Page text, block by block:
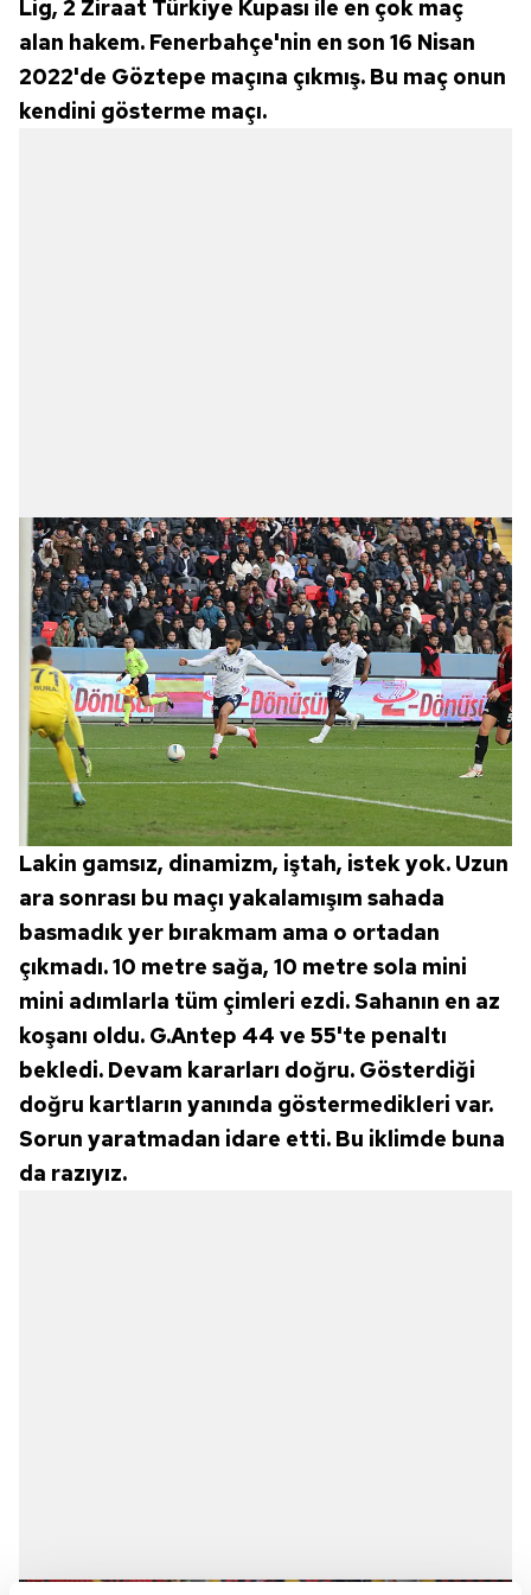
Lig, 2 Ziraat Türkiye Kupası ile en çok maç
alan hakem. Fenerbahçe'nin en son 16 Nisan
2022'de Göztepe maçına çıkmış. Bu maç onun
kendini gösterme maçı.
Lakin gamsız, dinamizm, iştah, istek yok. Uzun
ara sonrası bu maçı yakalamışım sahada
basmadık yer bırakmam ama o ortadan
çıkmadı. 10 metre sağa, 10 metre sola mini
mini adımlarla tüm çimleri ezdi. Sahanın en az
koşanı oldu. G.Antep 44 ve 55'te penaltı
bekledi. Devam kararları doğru. Gösterdiği
doğru kartların yanında göstermedikleri var.
Sorun yaratmadan idare etti. Bu iklimde buna
da razıyız.